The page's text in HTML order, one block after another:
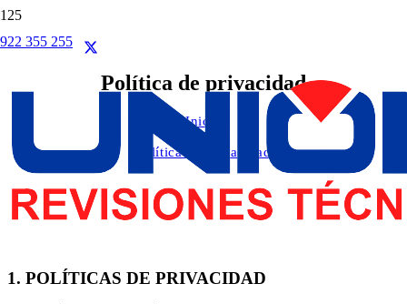
922 355 255
Política de privacidad
Inicio
/
Política de privacidad
1. POLÍTICAS DE PRIVACIDAD